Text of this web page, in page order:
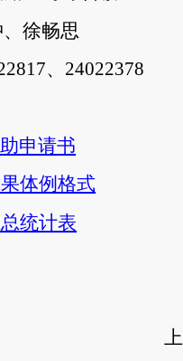
徐畅思
、24022378
申请书
体例格式
统计表